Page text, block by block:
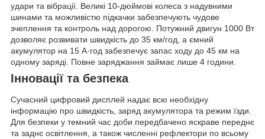
удари та вібрації. Великі 10-дюймові колеса з надувними
шинами та можливістю підкачки забезпечують чудове
зчеплення та контроль над дорогою. Потужний двигун 1000 Вт
дозволяє розвивати швидкість до 35 км/год, а ємний
акумулятор на 15 А·год забезпечує запас ходу до 45 км на
одному заряді. Повне заряджання займає лише 4 години.
Інновації та безпека
Сучасний цифровий дисплей надає всю необхідну
інформацію про швидкість, заряд акумулятора та режим їзди.
Для безпеки у темний час доби передбачено яскраве переднє
та заднє освітлення, а також численні рефлектори по всьому